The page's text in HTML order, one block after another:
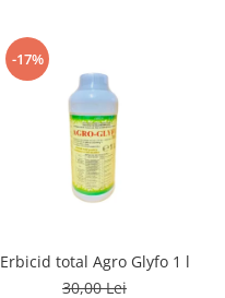
-17%
Erbicid total Agro Glyfo 1 l
30,00 Lei